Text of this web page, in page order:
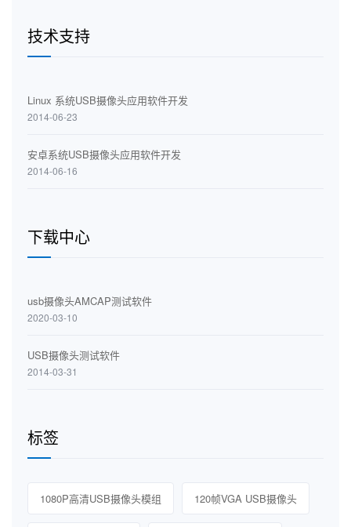
技术支持
Linux 系统USB摄像头应用软件开发
2014-06-23
安卓系统USB摄像头应用软件开发
2014-06-16
下载中心
usb摄像头AMCAP测试软件
2020-03-10
USB摄像头测试软件
2014-03-31
标签
1080P高清USB摄像头模组 120帧VGA USB摄像头